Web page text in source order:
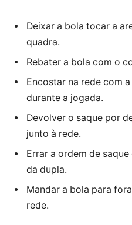
Deixar a bola tocar a
quadra.
Rebater a bola com o
Encostar na rede com
durante a jogada.
Devolver o saque por
junto à rede.
Errar a ordem de
da dupla.
Mandar a bola para
rede.